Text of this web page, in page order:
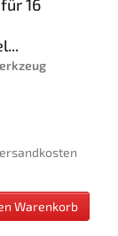
16
Warenkorb